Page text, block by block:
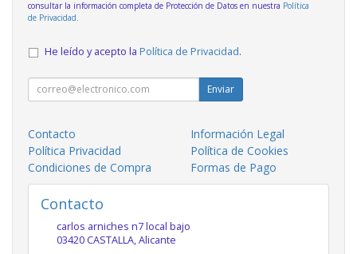
consultar la información completa de Protección de Datos en nuestra Política
de Privacidad
He leído y acepto la Política de Privacidad.
Enviar
Contacto
Información Legal
Política Privacidad
Política de Cookies
Condiciones de Compra
Formas de Pago
Contacto
carlos arniches n7 local bajo
03420 CASTALLA,Alicante